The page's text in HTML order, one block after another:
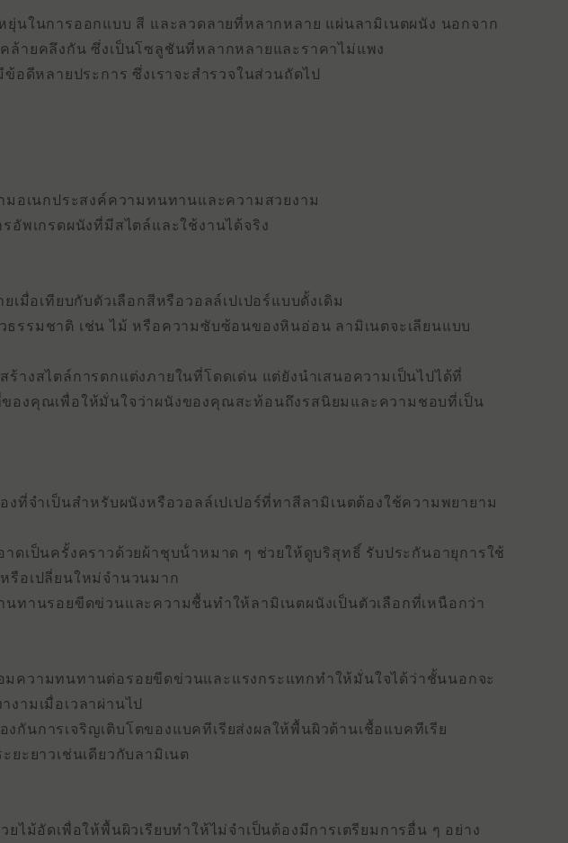
ยุ่นในการออกแบบ สี และลวดลายที่หลากหลาย แผ่นลามิเนตผนัง นอกจาก
ล้ายคลึงกัน ซึ่งเป็นโซลูชันที่หลากหลายและราคาไม่แพง
อดีหลายประการ ซึ่งเราจะสํารวจในส่วนถัดไป
มอเนกประสงค์ความทนทานและความสวยงาม
อัพเกรดผนังที่มีสไตล์และใช้งานได้จริง
เมื่อเทียบกับตัวเลือกสีหรือวอลล์เปเปอร์แบบดั้งเดิม
รรมชาติ เช่น ไม้ หรือความซับซ้อนของหินอ่อน ลามิเนตจะเลียนแบบ
างสไตล์การตกแต่งภายในที่โดดเด่น แต่ยังนําเสนอความเป็นไปได้ที่
องคุณเพื่อให้มั่นใจว่าผนังของคุณสะท้อนถึงรสนิยมและความชอบที่เป็น
งที่จําเป็นสําหรับผนังหรือวอลล์เปเปอร์ที่ทาสีลามิเนตต้องใช้ความพยายาม
ดเป็นครั้งคราวด้วยผ้าชุบน้ําหมาด ๆ ช่วยให้ดูบริสุทธิ์ รับประกันอายุการใช้
รือเปลี่ยนใหม่จํานวนมาก
ทานรอยขีดข่วนและความชื้นทําให้ลามิเนตผนังเป็นตัวเลือกที่เหนือกว่า
ความทนทานต่อรอยขีดข่วนและแรงกระแทกทําให้มั่นใจได้ว่าชั้นนอกจะ
ามเมื่อเวลาผ่านไป
นการเจริญเติบโตของแบคทีเรียส่งผลให้พื้นผิวต้านเชื้อแบคทีเรีย
ยะยาวเช่นเดียวกับลามิเนต
ไม้อัดเพื่อให้พื้นผิวเรียบทําให้ไม่จําเป็นต้องมีการเตรียมการอื่น ๆ อย่าง